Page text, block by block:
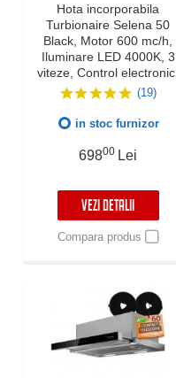
Hota incorporabila
Turbionaire Selena 50
Black, Motor 600 mc/h,
Iluminare LED 4000K, 3
viteze, Control electronic,
Filtru grasimi Aluminiu in 5
(19)
in stoc furnizor
69800 Lei
VEZI DETALII
Compara produs